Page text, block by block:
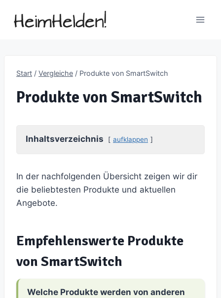
Inhalt
Start / Vergleiche / Produkte von SmartSwitch
Produkte von SmartSwitch
Inhaltsverzeichnis aufklappen
In der nachfolgenden Übersicht zeigen wir dir
die beliebtesten Produkte und aktuellen
Angebote.
Empfehlenswerte Produkte
von SmartSwitch
Welche Produkte werden von anderen